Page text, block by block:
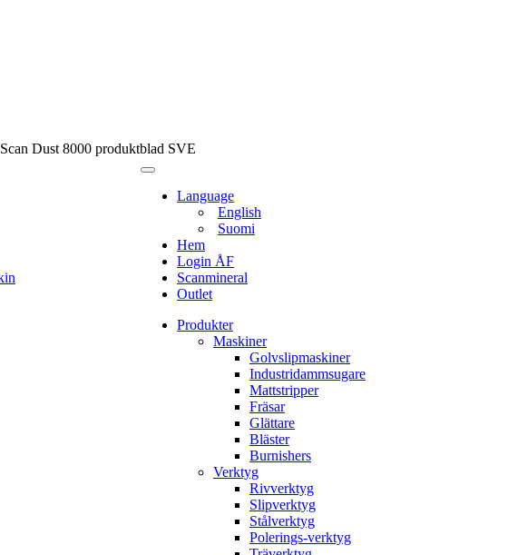
Language
English
Suomi
Hem
Login ÅF
Scanmineral
Outlet
Produkter
Maskiner
Golvslipmaskiner
Industridammsugare
Mattstripper
Fräsar
Glättare
Bläster
Burnishers
Verktyg
Rivverktyg
Slipverktyg
Stålverktyg
Polerings-verktyg
Scan Dust 8000 produktblad SVE